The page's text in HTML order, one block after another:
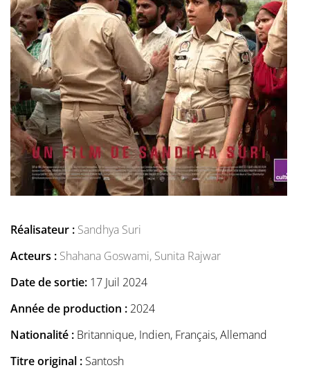
Réalisateur : Sandhya Suri
Acteurs : Shahana Goswami, Sunita Rajwar
Date de sortie: 17 Juil 2024
Année de production : 2024
Nationalité : Britannique, Indien, Français, Allemand
Titre original : Santosh